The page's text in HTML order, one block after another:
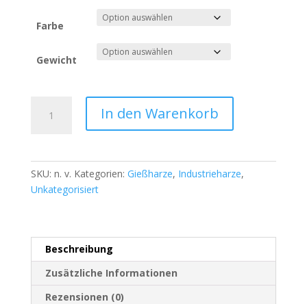
Farbe
Gewicht
In den Warenkorb
SKU: n. v. Kategorien: Gießharze, Industrieharze,
Unkategorisiert
Beschreibung
Zusätzliche Informationen
Rezensionen (0)